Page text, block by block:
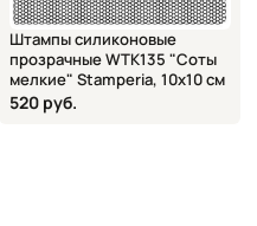
Штампы силиконовые
прозрачные WTK135 "Соты
мелкие" Stamperia, 10х10 см
520 руб.